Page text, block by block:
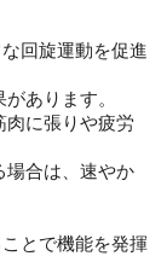
回旋運動を促進
あります。
肉に張りや疲労
場合は、速やか
とで機能を発揮